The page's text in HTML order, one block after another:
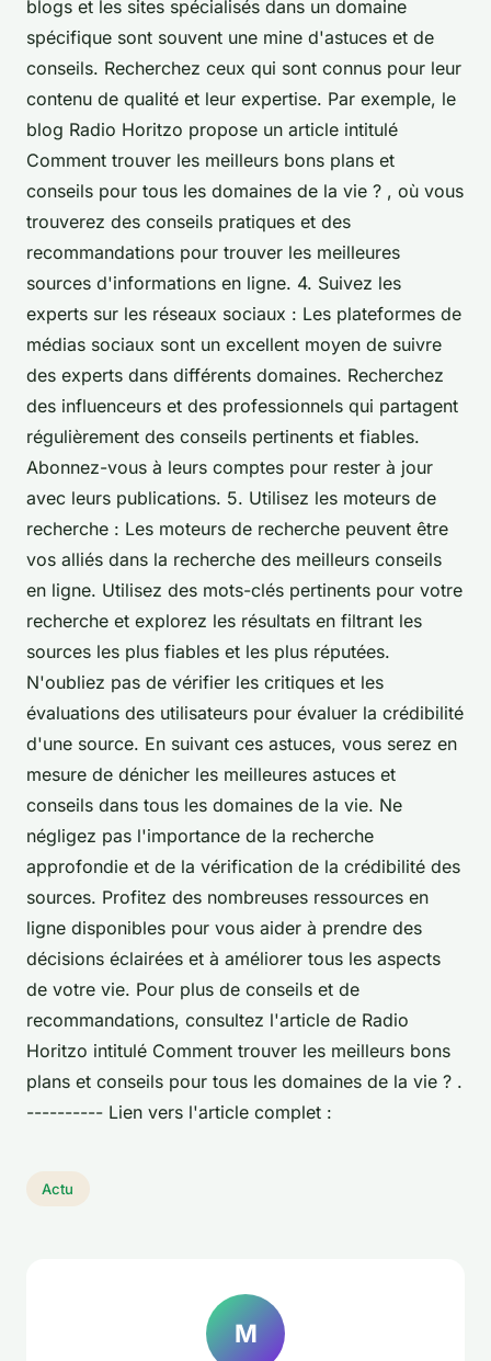
blogs et les sites spécialisés dans un domaine
spécifique sont souvent une mine d'astuces et de
conseils. Recherchez ceux qui sont connus pour leur
contenu de qualité et leur expertise. Par exemple, le
blog Radio Horitzo propose un article intitulé
Comment trouver les meilleurs bons plans et
conseils pour tous les domaines de la vie ? , où vous
trouverez des conseils pratiques et des
recommandations pour trouver les meilleures
sources d'informations en ligne. 4. Suivez les
experts sur les réseaux sociaux : Les plateformes de
médias sociaux sont un excellent moyen de suivre
des experts dans différents domaines. Recherchez
des influenceurs et des professionnels qui partagent
régulièrement des conseils pertinents et fiables.
Abonnez-vous à leurs comptes pour rester à jour
avec leurs publications. 5. Utilisez les moteurs de
recherche : Les moteurs de recherche peuvent être
vos alliés dans la recherche des meilleurs conseils
en ligne. Utilisez des mots-clés pertinents pour votre
recherche et explorez les résultats en filtrant les
sources les plus fiables et les plus réputées.
N'oubliez pas de vérifier les critiques et les
évaluations des utilisateurs pour évaluer la crédibilité
d'une source. En suivant ces astuces, vous serez en
mesure de dénicher les meilleures astuces et
conseils dans tous les domaines de la vie. Ne
négligez pas l'importance de la recherche
approfondie et de la vérification de la crédibilité des
sources. Profitez des nombreuses ressources en
ligne disponibles pour vous aider à prendre des
décisions éclairées et à améliorer tous les aspects
de votre vie. Pour plus de conseils et de
recommandations, consultez l'article de Radio
Horitzo intitulé Comment trouver les meilleurs bons
plans et conseils pour tous les domaines de la vie ? .
---------- Lien vers l'article complet :
Actu
M